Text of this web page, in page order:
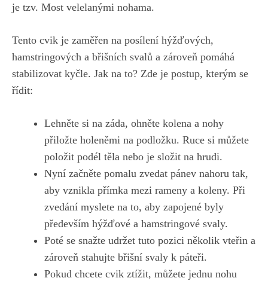
je tzv.​ Most velelanými nohama.
Tento cvik je zaměřen na posílení ‍hýžďových,
⁣hamstringových ​a břišních svalů a zároveň ⁢pomáhá
‌stabilizovat ​kyčle.⁤ Jak⁤ na to?‍ Zde​ je ⁢postup, kterým‍ se
řídit:
Lehněte si na záda, ohněte kolena a nohy‍
přiložte⁤ holeněmi ⁢na podložku. Ruce si ⁣můžete
položit podél⁢ těla nebo je ‌složit ⁣na hrudi.
Nyní začněte pomalu zvedat pánev nahoru‍ tak,⁢
aby vznikla přímka mezi ​rameny a⁣ koleny. Při‌
zvedání ⁣myslete na to,⁣ aby zapojené⁢ byly
⁢především hýžďové⁤ a hamstringové svaly.
Poté⁣ se snažte udržet ⁣tuto pozici několik vteřin a‌
zároveň stahujte břišní svaly k páteři.
Pokud​ chcete ⁢cvik ztížit, můžete jednu nohu